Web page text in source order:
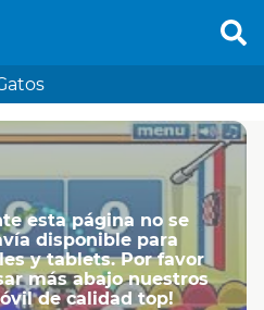
esta página no se
disponible para
y tablets. Por favor
más abajo nuestros
de calidad top!